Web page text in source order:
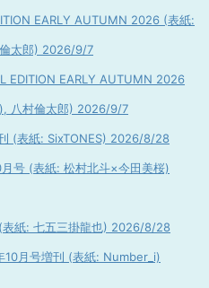
EARLY AUTUMN 2026 (表紙:
太郎) 2026/9/7
EDITION EARLY AUTUMN 2026
八村倫太郎) 2026/9/7
(表紙: SixTONES) 2026/8/28
号 (表紙: 松村北斗×今田美桜)
紙: 七五三掛龍也) 2026/8/28
月号増刊 (表紙: Number_i)